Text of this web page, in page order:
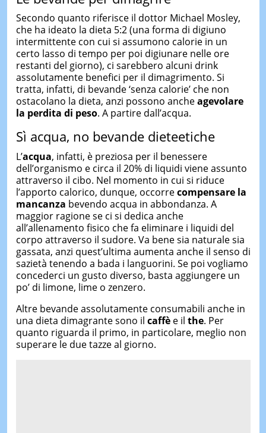
Secondo quanto riferisce il dottor Michael Mosley,
che ha ideato la dieta 5:2 (una forma di digiuno
intermittente con cui si assumono calorie in un
certo lasso di tempo per poi digiunare nelle ore
restanti del giorno), ci sarebbero alcuni drink
assolutamente benefici per il dimagrimento. Si
tratta, infatti, di bevande ‘senza calorie’ che non
ostacolano la dieta, anzi possono ancheagevolare
la perdita di peso. A partire dall’acqua.
Sì acqua, no bevande dieteetiche
L’acqua, infatti, è preziosa per il benessere
dell’organismo e circa il 20% di liquidi viene assunto
attraverso il cibo. Nel momento in cui si riduce
l’apporto calorico, dunque, occorrecompensare la
mancanza bevendo acqua in abbondanza. A
maggior ragione se ci si dedica anche
all’allenamento fisico che fa eliminare i liquidi del
corpo attraverso il sudore. Va bene sia naturale sia
gassata, anzi quest’ultima aumenta anche il senso di
sazietà tenendo a bada i languorini. Se poi vogliamo
concederci un gusto diverso, basta aggiungere un
po’ di limone, lime o zenzero.
Altre bevande assolutamente consumabili anche in
una dieta dimagrante sono il caffèe il the. Per
quanto riguarda il primo, in particolare, meglio non
superare le due tazze al giorno.